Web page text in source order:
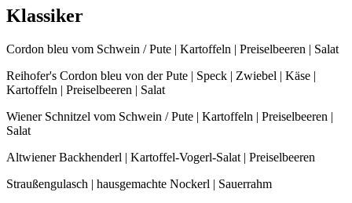
Klassiker
Cordon bleu vom Schwein / Pute | Kartoffeln | Preiselbeeren | Salat
Reihofer's Cordon bleu von der Pute | Speck | Zwiebel | Käse |
Kartoffeln | Preiselbeeren | Salat
Wiener Schnitzel vom Schwein / Pute | Kartoffeln | Preiselbeeren |
Salat
Altwiener Backhenderl | Kartoffel-Vogerl-Salat | Preiselbeeren
Straußengulasch | hausgemachte Nockerl | Sauerrahm